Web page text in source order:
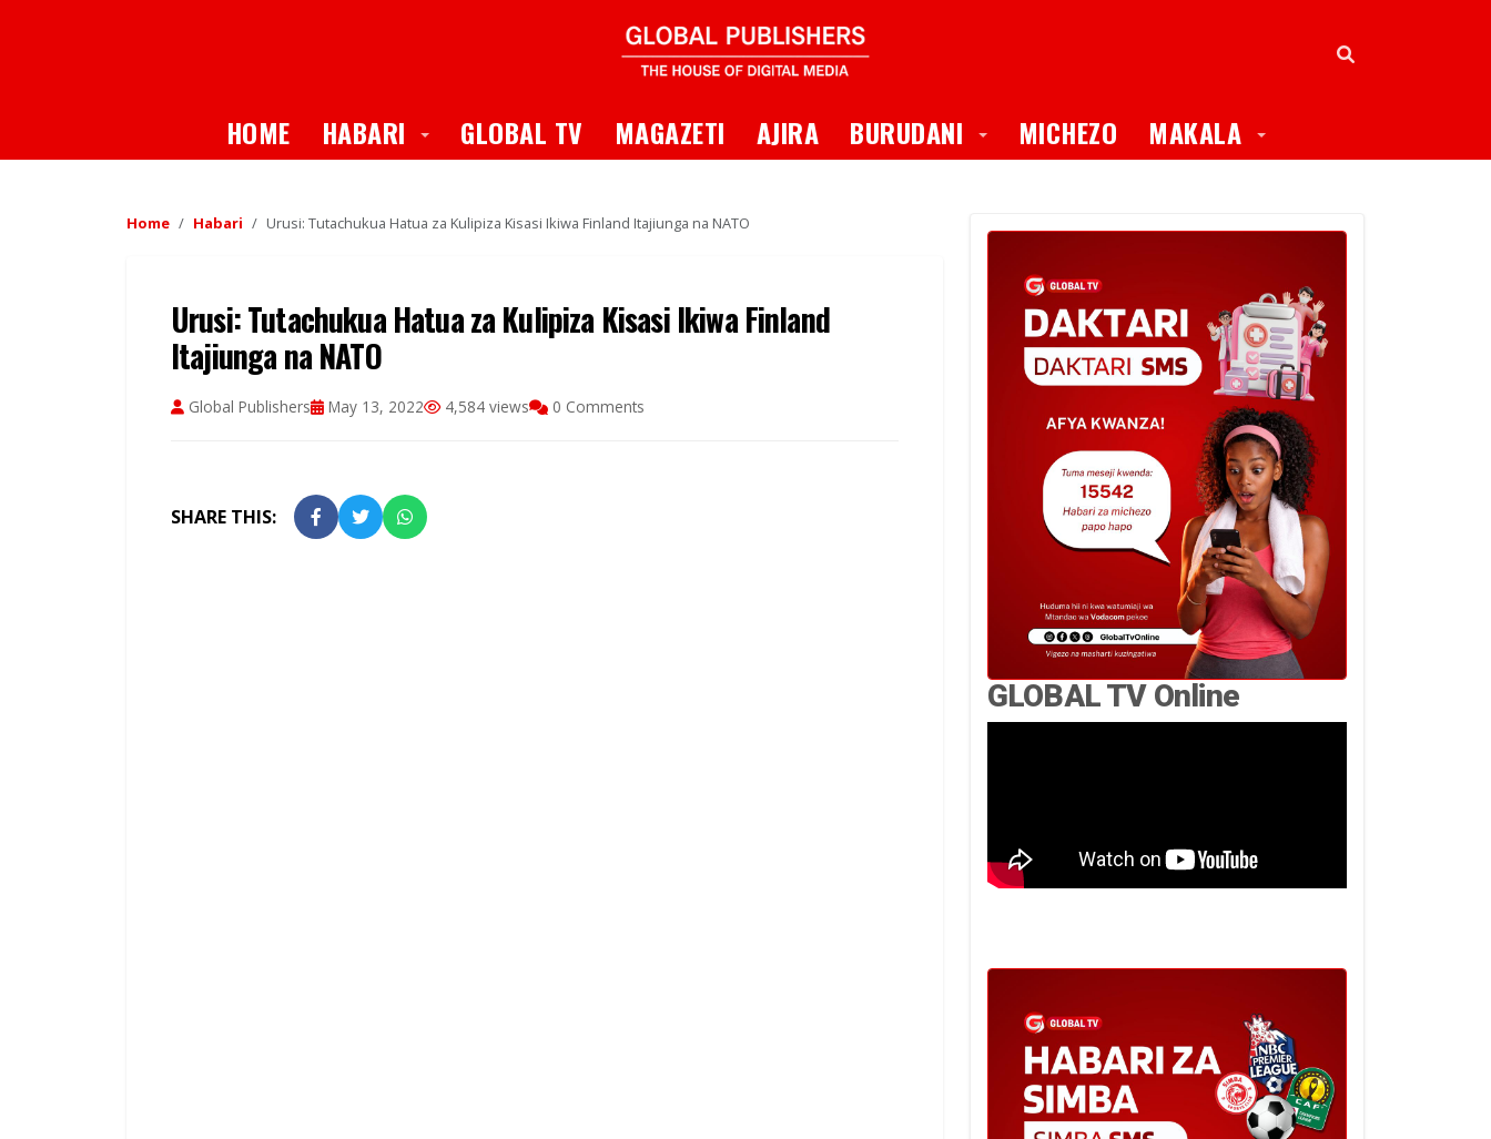
HOME HABARI Toggle Dropdown
GLOBAL TV MAGAZETI AJIRA BURUDANI Toggle Dropdown
MICHEZO MAKALA Toggle Dropdown
Home Habari Urusi: Tutachukua Hatua za Kulipiza Kisasi Ikiwa Finland Itajiunga na NATO
Urusi: Tutachukua Hatua za Kulipiza Kisasi Ikiwa Finland
Itajiunga na NATO
Global Publishers May 13, 2022 4,584 views 0 Comments
SHARE THIS:
GLOBAL TV Online